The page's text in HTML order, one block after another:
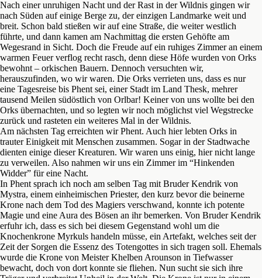
Nach einer unruhigen Nacht und der Rast in der Wildnis gingen wir
nach Süden auf einige Berge zu, der einzigen Landmarke weit und
breit. Schon bald stießen wir auf eine Straße, die weiter westlich
führte, und dann kamen am Nachmittag die ersten Gehöfte am
Wegesrand in Sicht. Doch die Freude auf ein ruhiges Zimmer an einem
warmen Feuer verflog recht rasch, denn diese Höfe wurden von Orks
bewohnt – orkischen Bauern. Dennoch versuchten wir,
herauszufinden, wo wir waren. Die Orks verrieten uns, dass es nur
eine Tagesreise bis Phent sei, einer Stadt im Land Thesk, mehrer
tausend Meilen südöstlich von Orlbar! Keiner von uns wollte bei den
Orks übernachten, und so legten wir noch möglichst viel Wegstrecke
zurück und rasteten ein weiteres Mal in der Wildnis.
Am nächsten Tag erreichten wir Phent. Auch hier lebten Orks in
trauter Einigkeit mit Menschen zusammen. Sogar in der Stadtwache
dienten einige dieser Kreaturen. Wir waren uns einig, hier nicht lange
zu verweilen. Also nahmen wir uns ein Zimmer im “Hinkenden
Widder” für eine Nacht.
In Phent sprach ich noch am selben Tag mit Bruder Kendrik von
Mystra, einem einheimischen Priester, den kurz bevor die beinerne
Krone nach dem Tod des Magiers verschwand, konnte ich potente
Magie und eine Aura des Bösen an ihr bemerken. Von Bruder Kendrik
erfuhr ich, dass es sich bei diesem Gegenstand wohl um die
Knochenkrone Myrkuls handeln müsse, ein Artefakt, welches seit der
Zeit der Sorgen die Essenz des Totengottes in sich tragen soll. Ehemals
wurde die Krone von Meister Khelben Arounson in Tiefwasser
bewacht, doch von dort konnte sie fliehen. Nun sucht sie sich ihre